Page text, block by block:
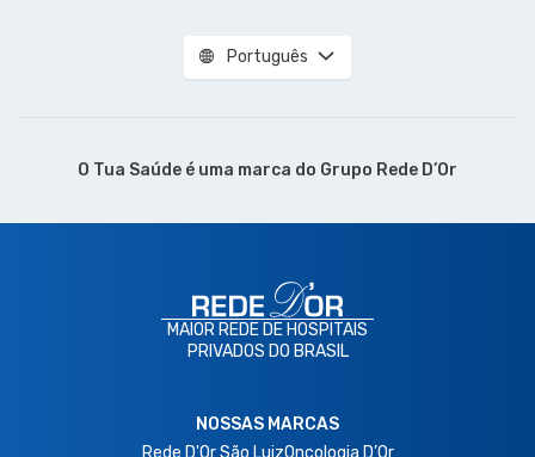
Português
O Tua Saúde é uma marca do Grupo Rede D’Or
MAIOR REDE DE HOSPITAIS
PRIVADOS DO BRASIL
NOSSAS MARCAS
Rede D'Or São LuizOncologia D’Or